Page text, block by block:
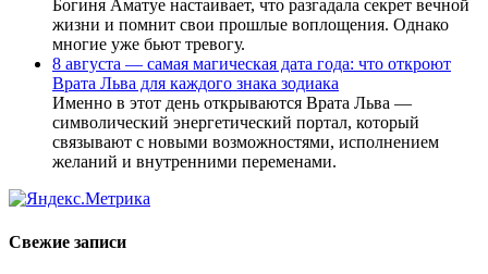
Богиня Аматуе настаивает, что разгадала секрет вечной
жизни и помнит свои прошлые воплощения. Однако
многие уже бьют тревогу.
8 августа — самая магическая дата года: что откроют
Врата Льва для каждого знака зодиака
Именно в этот день открываются Врата Льва —
символический энергетический портал, который
связывают с новыми возможностями, исполнением
желаний и внутренними переменами.
Свежие записи